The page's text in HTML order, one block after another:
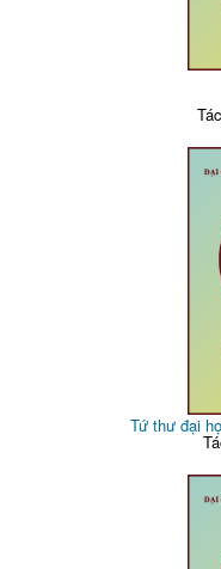
Tứ thư đại